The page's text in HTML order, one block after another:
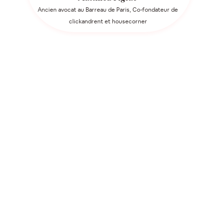
Ancien avocat au Barreau de Paris, Co-fondateur de
clickandrent et housecorner